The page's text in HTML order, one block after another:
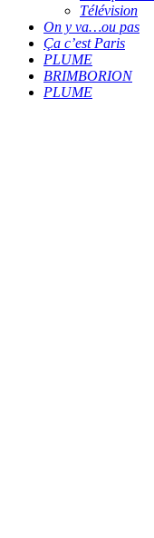
Télévision
On y va…ou pas
Ça c’est Paris
PLUME
BRIMBORION
PLUME